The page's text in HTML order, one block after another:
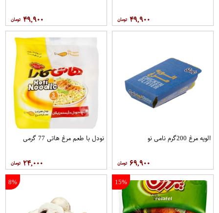
۴۹,۹۰۰ ۴۹,۹۰۰
الویه مرغ 200گرم نامی نو
۶۹,۹۰۰
نودل با طعم مرغ هاتی 77 گرمی
۲۴,۰۰۰
15%
8%